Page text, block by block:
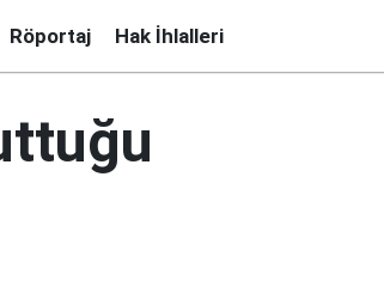
Röportaj Hak İhlalleri